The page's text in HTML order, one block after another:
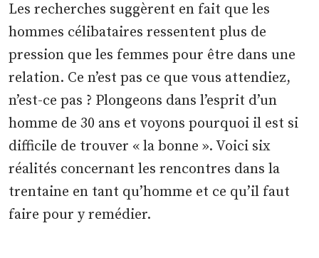
Les recherches suggèrent en fait que les
hommes célibataires ressentent plus de
pression que les femmes pour être dans une
relation. Ce n’est pas ce que vous attendiez,
n’est-ce pas ? Plongeons dans l’esprit d’un
homme de 30 ans et voyons pourquoi il est si
difficile de trouver « la bonne ». Voici six
réalités concernant les rencontres dans la
trentaine en tant qu’homme et ce qu’il faut
faire pour y remédier.